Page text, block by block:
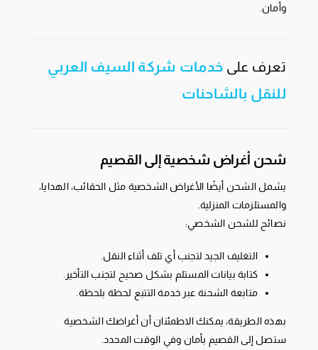
وأمان.
تعرف على خدمات شركة السيف العربي
للنقل بالشاحنات
شحن أغراض شخصية إلى القصيم
يشمل الشحن أيضًا الأغراض الشخصية مثل الحقائب، الهدايا،
والمستلزمات المنزلية.
نصائح للشحن الشخصي:
التغليف الجيد لتجنب أي تلف أثناء النقل.
كتابة بيانات المستلم بشكل صحيح لتجنب التأخير.
متابعة الشحنة عبر خدمة التتبع لحظة بلحظة.
بهذه الطريقة، يمكنك الاطمئنان أن أغراضك الشخصية
ستصل إلى القصيم بأمان وفي الوقت المحدد.